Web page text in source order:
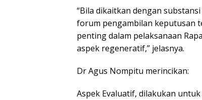
“Bila dikaitkan dengan
forum pengambilan keputusan
penting dalam pelaksanaan
aspek regeneratif,” jelasnya.
Dr Agus Nompitu merincikan:
Aspek Evaluatif, dilakukan